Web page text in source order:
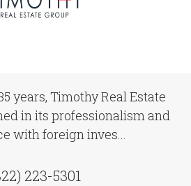
years, Timothy Real Estate
in its professionalism and
with foreign inves...
223-5301